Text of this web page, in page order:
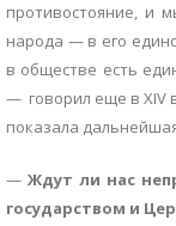
противостояние, и
народа — в его
в обществе есть
— говорил еще в XIV
показала
— Ждут ли нас
государством и